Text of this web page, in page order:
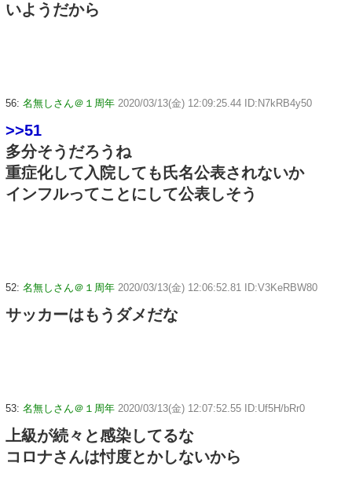
いようだから
56: 名無しさん＠１周年 2020/03/13(金) 12:09:25.44 ID:N7kRB4y50
>>51
多分そうだろうね
重症化して入院しても氏名公表されないか
インフルってことにして公表しそう
52: 名無しさん＠１周年 2020/03/13(金) 12:06:52.81 ID:V3KeRBW80
サッカーはもうダメだな
53: 名無しさん＠１周年 2020/03/13(金) 12:07:52.55 ID:Uf5H/bRr0
上級が続々と感染してるな
コロナさんは忖度とかしないから